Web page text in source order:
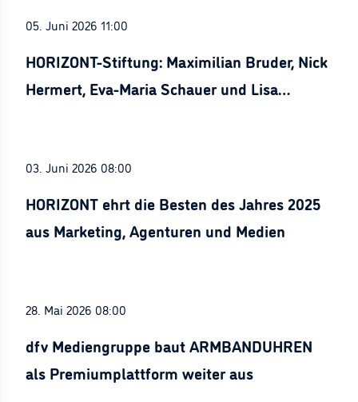
05. Juni 2026 11:00
HORIZONT-Stiftung: Maximilian Bruder, Nick
Hermert, Eva-Maria Schauer und Lisa
03. Juni 2026 08:00
HORIZONT ehrt die Besten des Jahres 2025
aus Marketing, Agenturen und Medien
28. Mai 2026 08:00
dfv Mediengruppe baut ARMBANDUHREN
als Premiumplattform weiter aus